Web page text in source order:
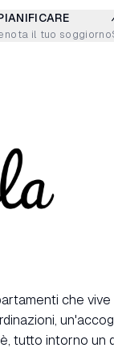
il tuo soggiorno
che
tutto intorno un